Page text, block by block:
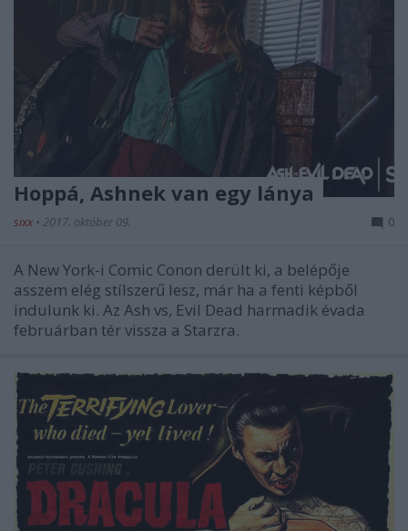
Hoppá, Ashnek van egy lánya
sixx • 2017. október 09. 0
A New York-i Comic Conon derült ki, a belépője
asszem elég stílszerű lesz, már ha a fenti képből
indulunk ki. Az Ash vs, Evil Dead harmadik évada
februárban tér vissza a Starzra.